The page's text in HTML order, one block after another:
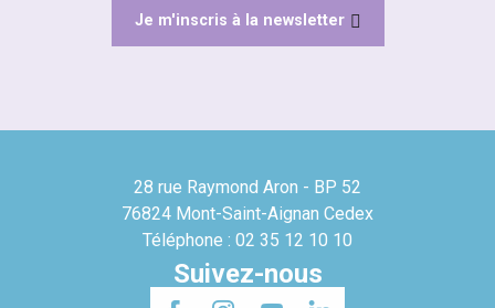
Je m'inscris à la newsletter
28 rue Raymond Aron - BP 52
76824 Mont-Saint-Aignan Cedex
Téléphone : 02 35 12 10 10
Suivez-nous